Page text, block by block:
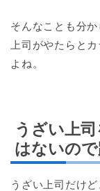
そんなことも分
上司がやたらと
よね。
うざい上
はないの
うざい上司だけ